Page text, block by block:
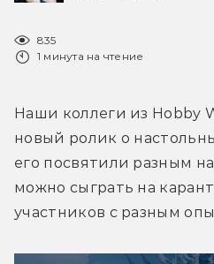
835
1 минута на чтение
Наши коллеги из Hobby
новый ролик о
его посвятили разным
можно сыграть на
участников с разным